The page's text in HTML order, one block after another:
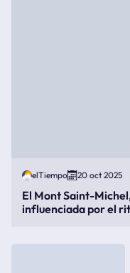
elTiempo 20 oct 2025
El Mont Saint-
influenciada por el